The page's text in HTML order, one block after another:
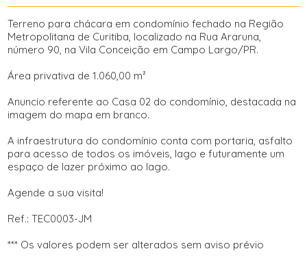
Terreno para chácara em condomínio fechado na Região
Metropolitana de Curitiba, localizado na Rua Araruna,
número 90, na Vila Conceição em Campo Largo/PR.
Área privativa de 1.060,00 m²
Anuncio referente ao Casa 02 do condomínio, destacada na
imagem do mapa em branco.
A infraestrutura do condomínio conta com portaria, asfalto
para acesso de todos os imóveis, lago e futuramente um
espaço de lazer próximo ao lago.
Agende a sua visita!
Ref.: TEC0003-JM
*** Os valores podem ser alterados sem aviso prévio